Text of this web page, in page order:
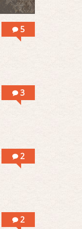
Al principio por el hype que la dieron iba …
lo …
5
3
2
2